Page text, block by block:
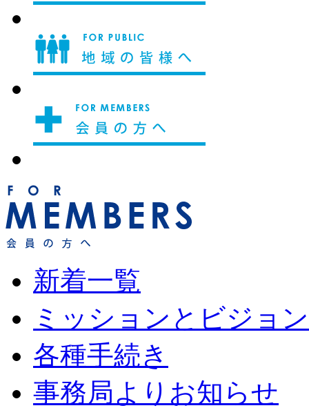
新着一覧
ミッションとビジョン
各種手続き
事務局よりお知らせ